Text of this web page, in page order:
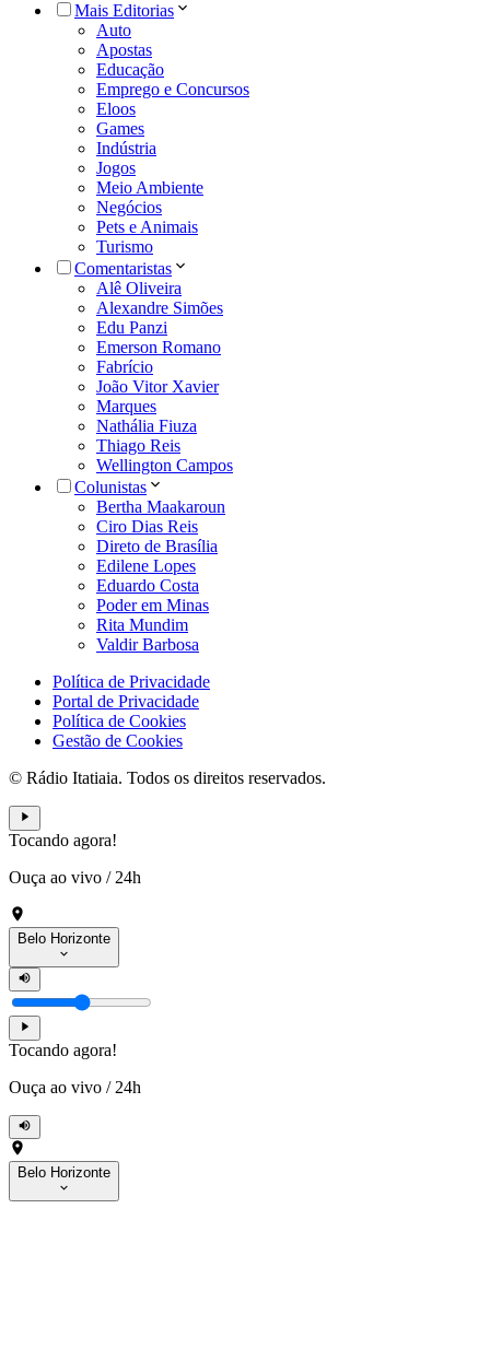
Mais Editorias
Auto
Apostas
Educação
Emprego e Concursos
Eloos
Games
Indústria
Jogos
Meio Ambiente
Negócios
Pets e Animais
Turismo
Comentaristas
Alê Oliveira
Alexandre Simões
Edu Panzi
Emerson Romano
Fabrício
João Vitor Xavier
Marques
Nathália Fiuza
Thiago Reis
Wellington Campos
Colunistas
Bertha Maakaroun
Ciro Dias Reis
Direto de Brasília
Edilene Lopes
Eduardo Costa
Poder em Minas
Rita Mundim
Valdir Barbosa
Política de Privacidade
Portal de Privacidade
Política de Cookies
Gestão de Cookies
© Rádio Itatiaia. Todos os direitos reservados.
Tocando agora!
Ouça ao vivo / 24h
Belo Horizonte
Tocando agora!
Ouça ao vivo / 24h
Belo Horizonte